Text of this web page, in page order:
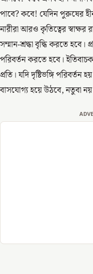
পাবে? কবে! যেদিন পুরুষের
নারীরা আরও কৃতিত্বের স্বাক্ষর
সম্মান-শ্রদ্ধা বৃদ্ধি করতে হবে।
পরিবর্তন করতে হবে।
প্রতি। যদি দৃষ্টিভঙ্গি
বাসযোগ্য হয়ে উঠবে, নতুবা